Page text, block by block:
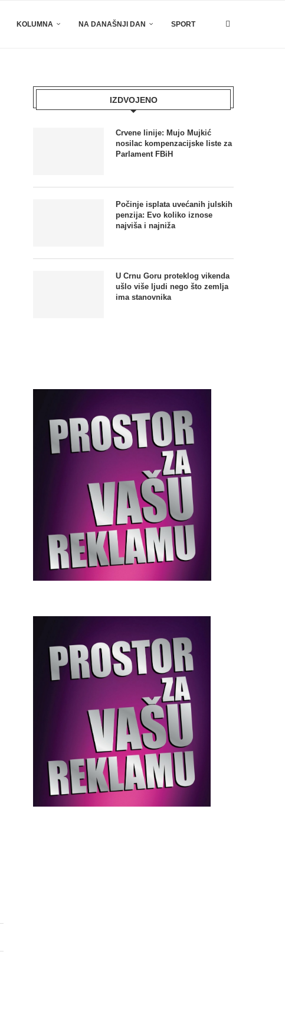
KOLUMNA NA DANAŠNJI DAN SPORT
IZDVOJENO
Crvene linije: Mujo Mujkić
nosilac kompenzacijske liste za
Parlament FBiH
Počinje isplata uvećanih julskih
penzija: Evo koliko iznose
najviša i najniža
U Crnu Goru proteklog vikenda
ušlo više ljudi nego što zemlja
ima stanovnika